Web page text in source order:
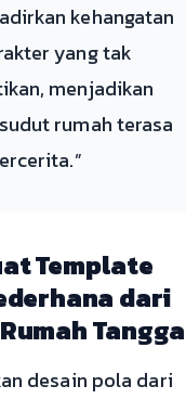
kehangatan
yang tak
menjadikan
rumah terasa
Template
dari
Tangga
desain pola dari